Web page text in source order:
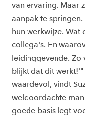
van ervaring. Maar
aanpak te
hun werkwijze. Wat
collega's. En
leidinggevende. Zo
blijkt dat dit
waardevol, vindt
weldoordachte
goede basis legt